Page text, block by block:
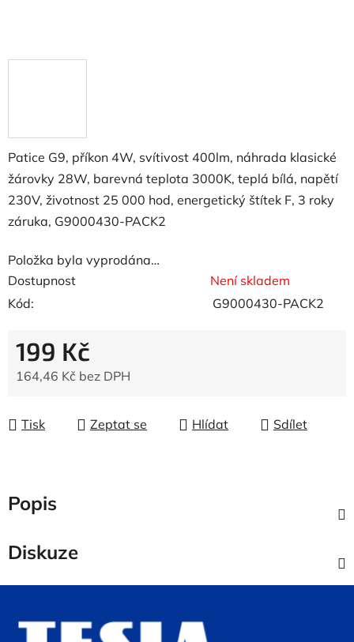
Patice G9, příkon 4W, svítivost 400lm, náhrada klasické
žárovky 28W, barevná teplota 3000K, teplá bílá, napětí
230V, životnost 25 000 hod, energetický štítek F, 3 roky
záruka, G9000430-PACK2
Položka byla vyprodána…
Dostupnost
Není skladem
Kód:
G9000430-PACK2
199 Kč
164,46 Kč bez DPH
Tisk
Zeptat se Hlídat Sdílet
Popis
Diskuze